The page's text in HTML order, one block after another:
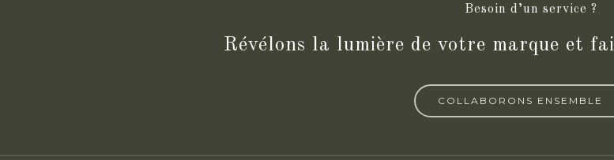
Besoin d’un service ?
Révélons la lumière de votre marque et
COLLABORONS ENSEMBLE